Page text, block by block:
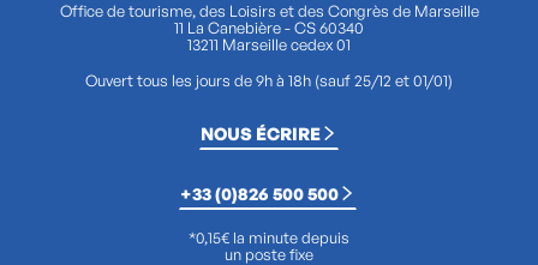
Office de tourisme, des Loisirs et des Congrès de Marseille
11 La Canebière - CS 60340
13211 Marseille cedex 01
Ouvert tous les jours de 9h à 18h (sauf 25/12 et 01/01)
NOUS ÉCRIRE
+33 (0)826 500 500
*0,15€ la minute depuis
un poste fixe